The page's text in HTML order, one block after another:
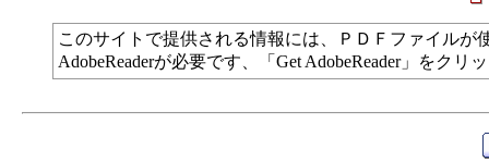
このサイトで提供される情報には、ＰＤＦファイル
AdobeReaderが必要です、「Get AdobeReader」をク